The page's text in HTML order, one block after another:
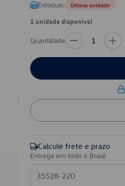
Estoque: Última unidade
1 unidade disponível
Quantidade 1
Calcule frete e prazo
Entrega em todo o Brasil